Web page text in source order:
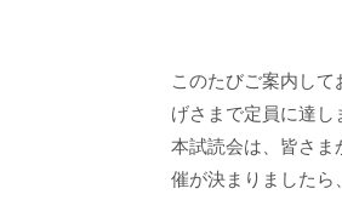
このたびご案内し
げさまで定員に達し
本試読会は、皆さま
催が決まりましたら